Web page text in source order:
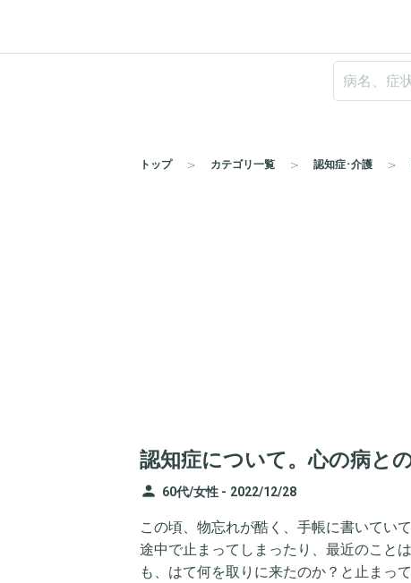
トップ カテゴリ一覧 認知症･介護
認知症について。心の病と
person 60代/女性 - 2022/12/28
この頃、物忘れが酷く、手帳に書いてい
途中で止まってしまったり、最近のこと
も、はて何を取りに来たのか？と止まっ